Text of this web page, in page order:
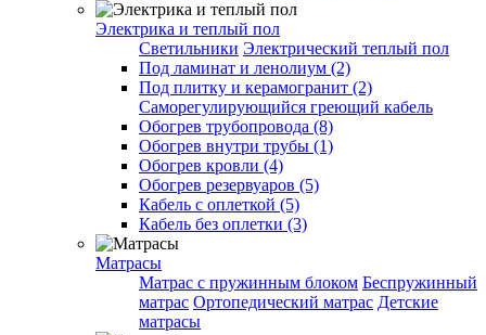
Электрика и теплый пол
Светильники Электрический теплый пол
Под ламинат и ленолиум (2)
Под плитку и керамогранит (2)
Саморегулирующийся греющий кабель
Обогрев трубопровода (8)
Обогрев внутри трубы (1)
Обогрев кровли (4)
Обогрев резервуаров (5)
Кабель с оплеткой (5)
Кабель без оплетки (3)
Матрасы
Матрас с пружинным блоком Беспружинный
матрас Ортопедический матрас Детские
матрасы